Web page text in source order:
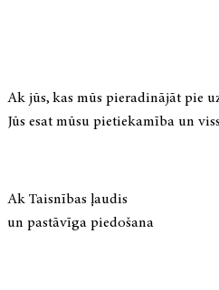
Ak jūs, kas mūs pieradinājāt pie
Jūs esat mūsu pietiekamība un
Ak Taisnības ļaudis
un pastāvīga piedošana